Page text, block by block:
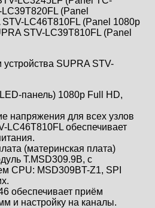
(Panel
LC46T810FL (Panel 1080p
STV-LC39T810FL (Panel
SUPRA STV-
панель) 1080p Full HD,
напряжения для всех узлов
LC46T810FL обеспечивает
(материнская плата)
T.MSD309.9B, с
CPU: MSD309BT-Z1, SPI
обеспечивает приём
и настройку на каналы.